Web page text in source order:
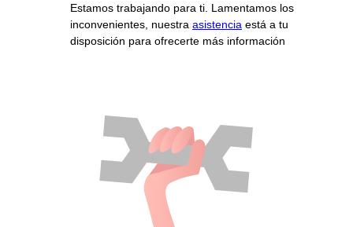
Estamos trabajando para ti. Lamentamos los
inconvenientes, nuestra asistencia está a tu
disposición para ofrecerte más información